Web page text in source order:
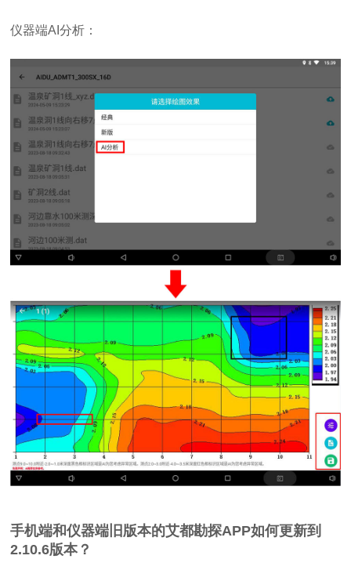
仪器端AI分析：
手机端和仪器端旧版本的艾都勘探APP如何更新到
2.10.6版本？